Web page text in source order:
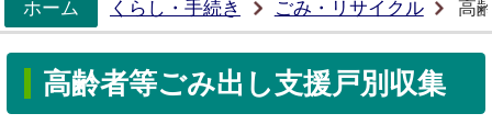
ホーム
くらし・手続き ごみ・リサイクル 高
高齢者等ごみ出し支援戸別収集